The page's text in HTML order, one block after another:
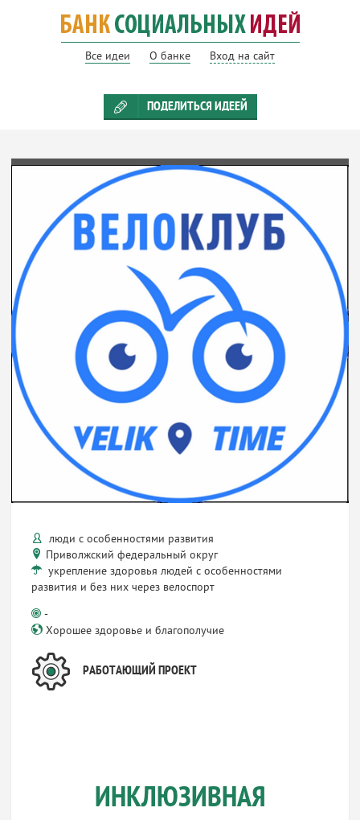
Все идеи О банке Вход на сайт
ПОДЕЛИТЬСЯ ИДЕЕЙ
люди с особенностями развития
Приволжский федеральный округ
укрепление здоровья людей с особенностями
развития и без них через велоспорт
-
Хорошее здоровье и благополучие
РАБОТАЮЩИЙ ПРОЕКТ
ИНКЛЮЗИВНАЯ